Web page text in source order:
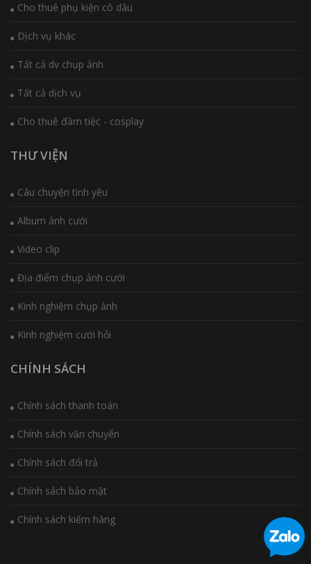
Cho thuê phụ kiện cô dâu
Dịch vụ khác
Tất cả dv chụp ảnh
Tất cả dịch vụ
Cho thuê đầm tiệc - cosplay
THƯ VIỆN
Câu chuyện tình yêu
Album ảnh cưới
Video clip
Địa điểm chụp ảnh cưới
Kinh nghiệm chụp ảnh
Kinh nghiệm cưới hỏi
CHÍNH SÁCH
Chính sách thanh toán
Chính sách vận chuyển
Chính sách đổi trả
Chính sách bảo mật
Chính sách kiểm hàng